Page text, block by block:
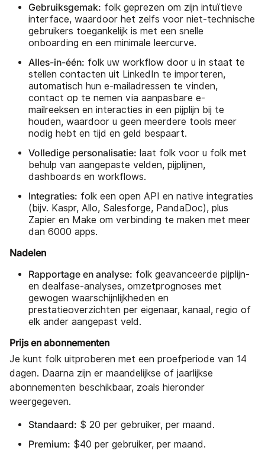
Gebruiksgemak: folk geprezen om zijn intuïtieve
interface, waardoor het zelfs voor niet-technische
gebruikers toegankelijk is met een snelle
onboarding en een minimale leercurve.
Alles-in-één: folk uw workflow door u in staat te
stellen contacten uit LinkedIn te importeren,
automatisch hun e-mailadressen te vinden,
contact op te nemen via aanpasbare e-
mailreeksen en interacties in een pijplijn bij te
houden, waardoor u geen meerdere tools meer
nodig hebt en tijd en geld bespaart.
Volledige personalisatie: laat folk voor u folk met
behulp van aangepaste velden, pijplijnen,
dashboards en workflows.
Integraties: folk een open API en native integraties
(bijv. Kaspr, Allo, Salesforge, PandaDoc), plus
Zapier en Make om verbinding te maken met meer
dan 6000 apps.
Nadelen
Rapportage en analyse: folk geavanceerde pijplijn-
en dealfase-analyses, omzetprognoses met
gewogen waarschijnlijkheden en
prestatieoverzichten per eigenaar, kanaal, regio of
elk ander aangepast veld.
Prijs en abonnementen
Je kunt folk uitproberen met een proefperiode van 14
dagen. Daarna zijn er maandelijkse of jaarlijkse
abonnementen beschikbaar, zoals hieronder
weergegeven.
Standaard: $ 20 per gebruiker, per maand.
Premium: $40 per gebruiker, per maand.